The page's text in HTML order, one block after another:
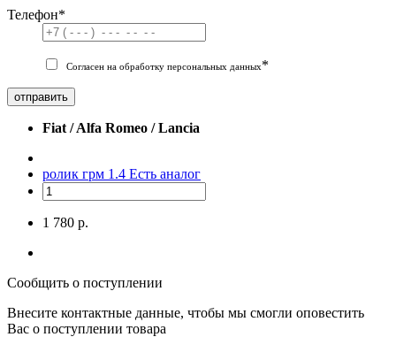
Телефон*
Согласен на обработку персональных данных*
отправить
Fiat / Alfa Romeo / Lancia
ролик грм 1.4 Есть аналог
1 780 р.
Сообщить о поступлении
Внесите контактные данные, чтобы мы смогли оповестить
Вас о поступлении товара